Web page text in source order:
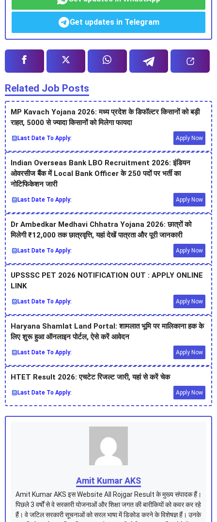
Get updates in Telegram
Related Job Posts
MP Kavach Yojana 2026: मध्य प्रदेश के डिफॉल्टर किसानों को बड़ी
राहत, 5000 से ज्यादा किसानों को मिलेगा फायदा
Last Date To Apply: Apply Now
Indian Overseas Bank LBO Recruitment 2026: इंडियन
ओवरसीज बैंक में Local Bank Officer के 250 पदों पर भर्ती का
नोटिफिकेशन जारी
Last Date To Apply: Apply Now
Dr Ambedkar Medhavi Chhatra Yojana 2026: छात्रों को
मिलेगी ₹12,000 तक छात्रवृत्ति, यहां देखें पात्रता और पूरी जानकारी
Last Date To Apply: Apply Now
UPSSSC PET 2026 NOTIFICATION OUT : APPLY ONLINE
LINK
Last Date To Apply: Apply Now
Haryana Shamlat Land Portal: शामलात भूमि पर मालिकाना हक के
लिए शुरू हुआ ऑनलाइन पोर्टल, ऐसे करें आवेदन
Last Date To Apply: Apply Now
HTET Result 2026: एचटेट रिजल्ट जारी, यहां से करें चेक
Last Date To Apply: Apply Now
Amit Kumar AKS
Amit Kumar AKS इस Website All Rojgar Result के मुख्य संपादक हैं।
पिछले 3 वर्षों से वे सरकारी योजनाओं और शिक्षा जगत की बारीकियों को कवर कर रहे
हैं। वे जटिल सरकारी सूचनाओं को सरल भाषा में डिकोड करने के विशेषज्ञ हैं। उनके